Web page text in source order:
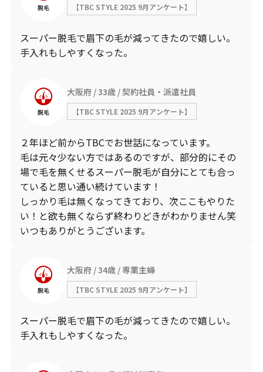
脱毛 【TBC STYLE 2025 9月アンケート】
スーパー脱毛で眉下の毛が減ってきたので嬉しい。
手入れもしやすくなった。
脱毛
大阪府 33歳 契約社員・派遣社員
【TBC STYLE 2025 9月アンケート】
２年ほど前からTBCでお世話になっています。
毛は元々少ない方ではあるのですが、部分的にその
場で毛を無くせるスーパー脱毛が自分にとても合っ
ていると思い通い続けています！
しっかり毛は無くなってきており、次ここもやりた
い！と欲も無くならず終わりどきがわかりません笑
いつもありがとうございます。
脱毛
大阪府 34歳 専業主婦
【TBC STYLE 2025 9月アンケート】
スーパー脱毛で眉下の毛が減ってきたので嬉しい。
手入れもしやすくなった。